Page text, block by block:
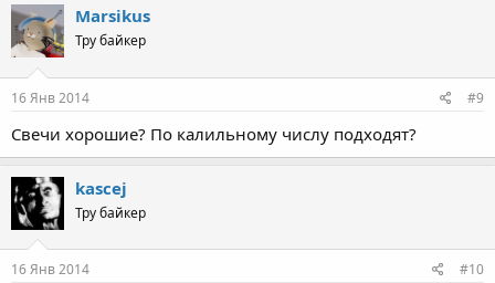
Marsikus
Тру байкер
16 Янв 2014 #9
Свечи хорошие? По калильному числу подходят?
kascej
Тру байкер
16 Янв 2014 #10